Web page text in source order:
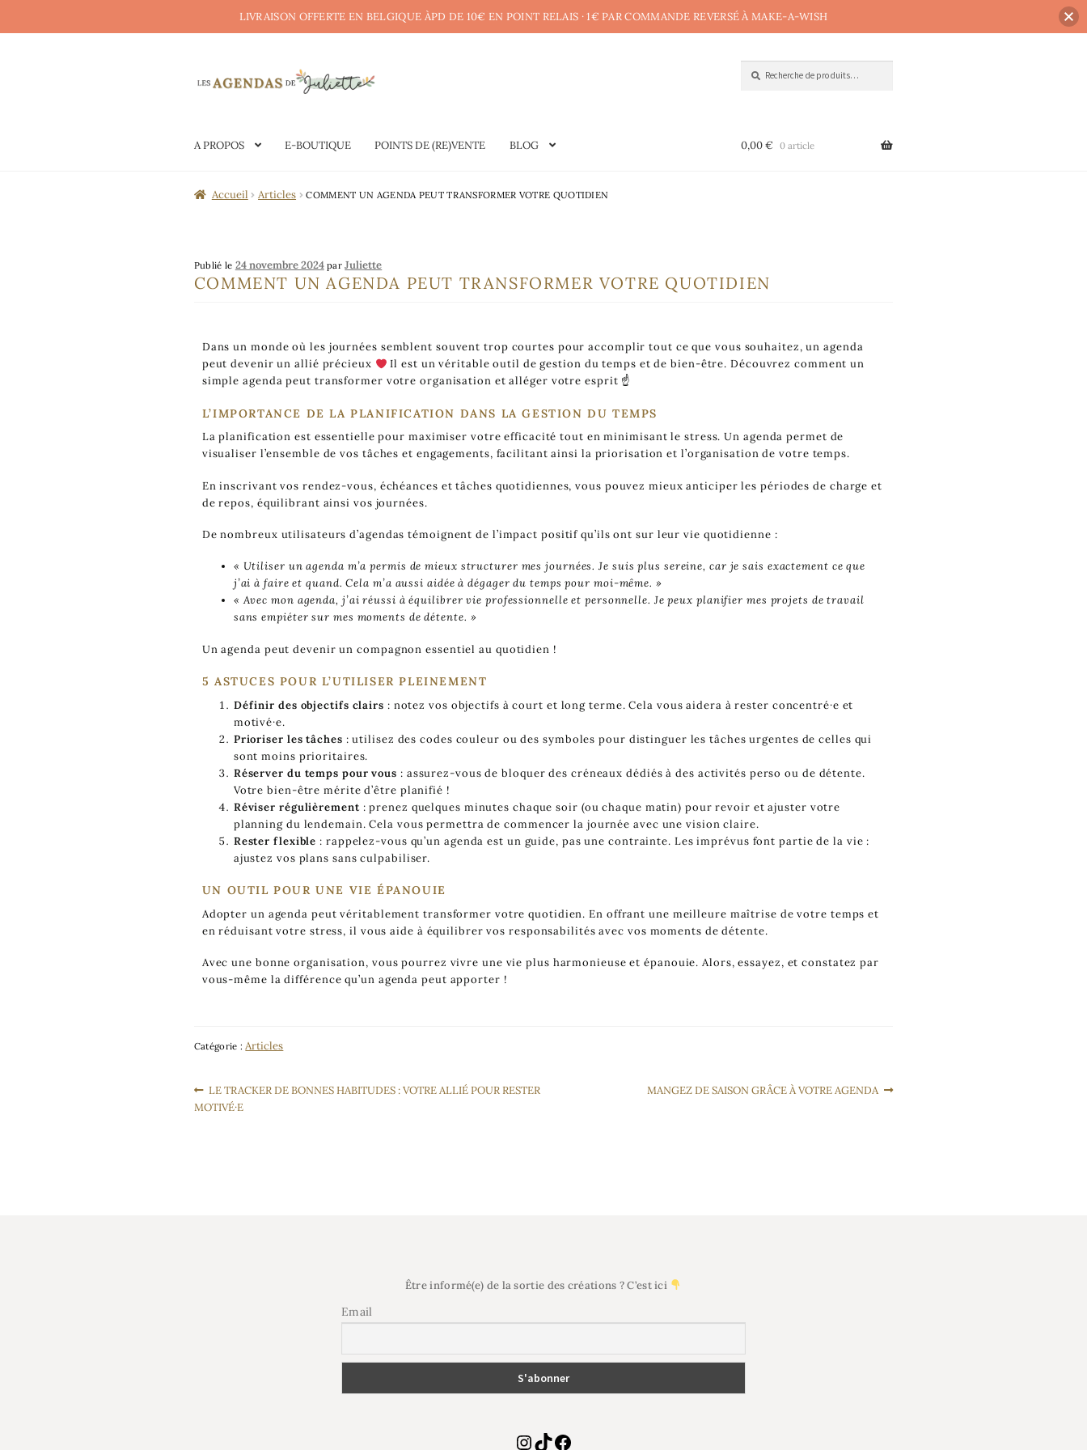
A PROPOS E-BOUTIQUE POINTS DE (RE)VENTE BLOG 0,00€ 0 article
Accueil Articles COMMENT UN AGENDA PEUT TRANSFORMER VOTRE QUOTIDIEN
Publié le 24 novembre 2024 parJuliette
COMMENT UN AGENDA PEUT TRANSFORMER VOTRE QUOTIDIEN
Dans un monde où les journées semblent souvent trop courtes pour accomplir tout ce que vous souhaitez, un agenda
peut devenir un allié précieux
Il est un véritable outil de gestion du temps et de bien-être. Découvrez comment un
simple agenda peut transformer votre organisation et alléger votre esprit ☝️
L’IMPORTANCE DE LA PLANIFICATION DANS LA GESTION DU TEMPS
La planification est essentielle pour maximiser votre efficacité tout en minimisant le stress. Un agenda permet de
visualiser l’ensemble de vos tâches et engagements, facilitant ainsi la priorisation et l’organisation de votre temps.
En inscrivant vos rendez-vous, échéances et tâches quotidiennes, vous pouvez mieux anticiper les périodes de charge et
de repos, équilibrant ainsi vos journées.
De nombreux utilisateurs d’agendas témoignent de l’impact positif qu’ils ont sur leur vie quotidienne :
« Utiliser un agenda m’a permis de mieux structurer mes journées. Je suis plus sereine, car je sais exactement ce que
j’ai à faire et quand. Cela m’a aussi aidée à dégager du temps pour moi-même. »
« Avec mon agenda, j’ai réussi à équilibrer vie professionnelle et personnelle. Je peux planifier mes projets de travail
sans empiéter sur mes moments de détente. »
Un agenda peut devenir un compagnon essentiel au quotidien !
5 ASTUCES POUR L’UTILISER PLEINEMENT
Définir des objectifs clairs : notez vos objectifs à court et long terme. Cela vous aidera à rester concentré·e et
motivé·e.
Prioriser les tâches : utilisez des codes couleur ou des symboles pour distinguer les tâches urgentes de celles qui
sont moins prioritaires.
Réserver du temps pour vous : assurez-vous de bloquer des créneaux dédiés à des activités perso ou de détente.
Votre bien-être mérite d’être planifié !
Réviser régulièrement : prenez quelques minutes chaque soir (ou chaque matin) pour revoir et ajuster votre
planning du lendemain. Cela vous permettra de commencer la journée avec une vision claire.
Rester flexible : rappelez-vous qu’un agenda est un guide, pas une contrainte. Les imprévus font partie de la vie :
ajustez vos plans sans culpabiliser.
UN OUTIL POUR UNE VIE ÉPANOUIE
Adopter un agenda peut véritablement transformer votre quotidien. En offrant une meilleure maîtrise de votre temps et
en réduisant votre stress, il vous aide à équilibrer vos responsabilités avec vos moments de détente.
Avec une bonne organisation, vous pourrez vivre une vie plus harmonieuse et épanouie. Alors, essayez, et constatez par
vous-même la différence qu’un agenda peut apporter !
Catégorie :Articles
LE TRACKER DE BONNES HABITUDES : VOTRE ALLIÉ POUR RESTER
MOTIVÉ·E
MANGEZ DE SAISON GRÂCE À VOTRE AGENDA
Être informé(e) de la sortie des créations ? C’est ici
Email
LIVRAISON OFFERTE EN BELGIQUE ÀPD DE 10€ EN POINT RELAIS · 1€ PAR COMMANDE REVERSÉ À MAKE-A-WISH